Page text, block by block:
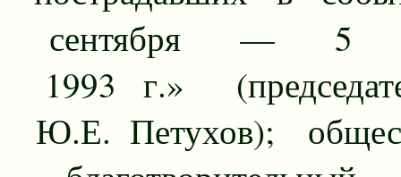
сентября — 5
1993 г.»
Ю.Е. Петухов);